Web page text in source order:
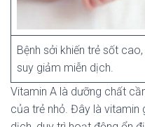
Bệnh sởi khiến trẻ sốt
suy giảm miễn dịch.
Vitamin A là dưỡng chất
của trẻ nhỏ. Đây là vitamin